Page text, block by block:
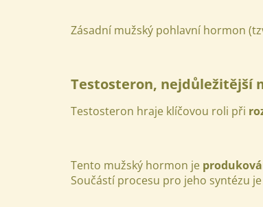
Zásadní mužský pohlavní hormon
Testosteron, nejdůležitější
Testosteron hraje klíčovou roli při
Tento mužský hormon je
Součástí procesu pro jeho syntézu